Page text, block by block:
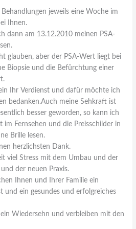
jeweils eine Woche im
Ihnen.
dann am 13.12.2010 meinen PSA-
glauben, aber der PSA-Wert liegt bei
Biopsie und die Befürchtung einer
Ihr Verdienst und dafür möchte ich
bedanken.Auch meine Sehkraft ist
besser geworden, so kann ich
im Fernsehen und die Preisschilder in
Brille lesen.
herzlichsten Dank.
viel Stress mit dem Umbau und der
der neuen Praxis.
Ihnen und Ihrer Familie ein
und ein gesundes und erfolgreiches
Wiedersehn und verbleiben mit den